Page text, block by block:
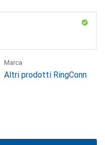
Marca
Altri prodotti RingConn